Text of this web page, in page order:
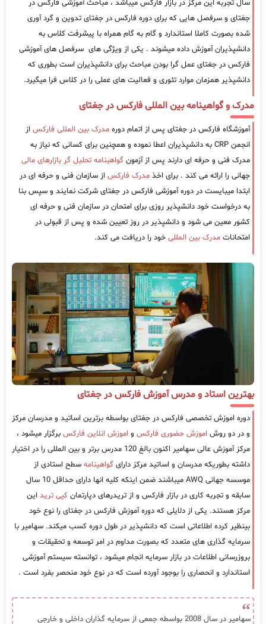
سال تجربه این مرکز در بازار فارکس میباشد ، مباحث آموزشی فارکس در
جغتای و سرفصل هایی که برای دوره فارکس در جغتای تدوین و گرد آوری
شده بصورت کاملا استاندارد و گام به گام همراه با پیشرفت کلاس به
دانشپذیران آموزش داده میشوند . یکی از ویژگی های سرفصل های آموزشی
فارکس در جغتای عمل گرا بودن مباحث برای دانشپذیران است بطوری که
دانشپذیر همزمان موارد تئوری و فعالیت های عملی را در کلاس فرا میگیرد.
مدرک و گواهینامه بین المللی فارکس در جغتای
آموزشگاه فارکس در جغتای پس از اتمام دوره مدرک بین المللی فارکس از
انجمن CRP به دانشپذیران اعطا نموده و همچنین برای کسانی که نیاز به
مدرک فنی و حرفه ای دارند پس از آزمون گواهینامه تحلیل گر بازارهای مالی
جهانی را ارائه می کند . برای اخذ مدرک فارکس از سازمان فنی و حرفه ای در
ابتدا میبایست در دوره آموزشی فارکس در جغتای شرکت نمایند و سپس بنا
به درخواست خود دانشپذیر روزی برای امتحان در سازمان فنی و حرفه ای
کشور معین می شود و دانشپذیر در روز تعیین شده و پس از قبولی در
امتحانات مدرک بین المللی خود را دریافت می کند.
بهترین استاد و مدرس آموزش فارکس در جغتای
دوره اموزش تخصصی فارکس در جغتای بواسطه برترین اساتید و مدرسان مرکز
و در دو روش اموزش حضوری فارکس و اموزش انلاین فارکس برگزار میشود ،
مرکز آموزش عالی سهامیر اکنون بالغ 120 مدرس برتر و بین المللی را در اختیار
داشته بطوریکه مدرسان و اساتید مرکز دارای گواهینامه سطح استادی از
موسسه جهانی AWQ میباشند ضمن اینکه کلیه انها دارای حداقل 10 سال
سابقه و تجربه کاری در بازار فارکس و از تریدرهای دپارتمان کپی ترید این
مرکز هستند. یکی از دلایلی که دوره آموزش فارکس در جغتای را نوع خود
بینظیر کرده اطلاعاتی است که دانشپذیر در طول دوره کسب میکند. سهامیر با
سرمایه گذاری های متعدد که بصورت مداوم در امر توسعه و تحقیقات و
بروزرسانی اطلاعات در بازار سرمایه انجام میشود ، توانسته سیستم آموزشی
استاندارد و انحصاری را بوجود آورده است که در نوع خود منحصر بفرد است .
سهامیر در سال 2008 بواسطه جمعی از سرمایه گذاران داخلی و خارجی